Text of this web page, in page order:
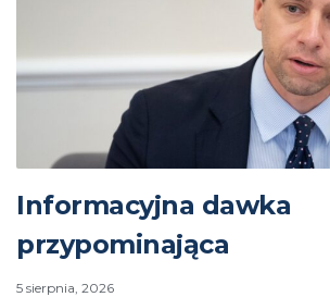
Informacyjna dawka
przypominająca
5 sierpnia, 2026